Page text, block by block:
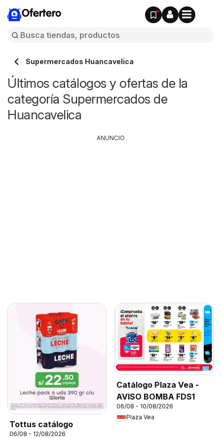
Ofertero
Supermercados Huancavelica
Últimos catálogos y ofertas de la
categoría Supermercados de
Huancavelica
Tottus catálogo
06/08 - 12/08/2026
Catálogo Plaza Vea -
AVISO BOMBA FDS1
06/08 - 10/08/2026
Plaza Vea
ANUNCIO